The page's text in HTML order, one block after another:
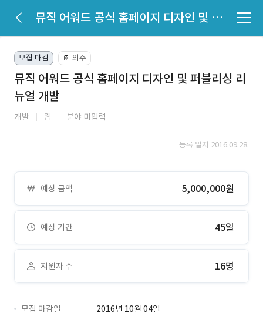
뮤직 어워드 공식 홈페이지 디자인 및 퍼블리싱 리뉴얼 개발
모집 마감 📔 외주
뮤직 어워드 공식 홈페이지 디자인 및 퍼블리싱 리
뉴얼 개발
개발 웹 분야 미입력
등록 일자 2016.09.28.
예상 금액 5,000,000원
예상 기간 45일
지원자 수 16명
모집 마감일
2016년 10월 04일